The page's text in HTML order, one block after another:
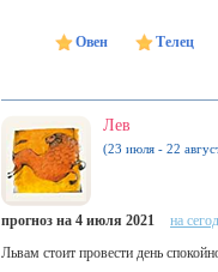
Овен Телец
Лев
(23 июля - 22
прогноз на 4 июля 2021 на
Львам стоит провести день